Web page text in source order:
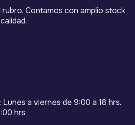
Contamos con amplio stock
a viernes de 9:00 a 18 hrs.
hrs